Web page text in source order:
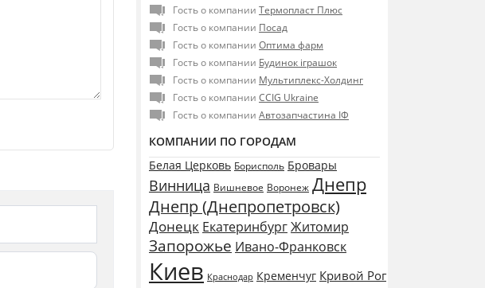
Гость о компании Термопласт Плюс
Гость о компании Посад
Гость о компании Оптима фарм
Гость о компании Будинок іграшок
Гость о компании Мультиплекс-Холдинг
Гость о компании CCIG Ukraine
Гость о компании Автозапчастина ІФ
КОМПАНИИ ПО ГОРОДАМ
Белая Церковь Борисполь Бровары
Винница Вишневое Воронеж Днепр
Днепр (Днепропетровск)
Донецк ЕкатеринбургЖитомир
Запорожье Ивано-Франковск
Киев Краснодар Кременчуг Кривой Рог